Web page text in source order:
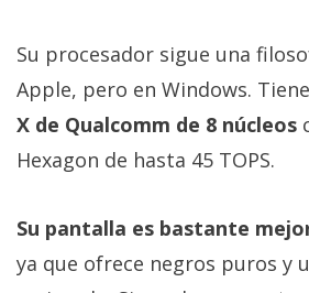
Su procesador sigue una
Apple, pero en Windows.
X de Qualcomm de 8 núcleos
Hexagon de hasta 45 TOPS.
Su pantalla es bastante
ya que ofrece negros puros y